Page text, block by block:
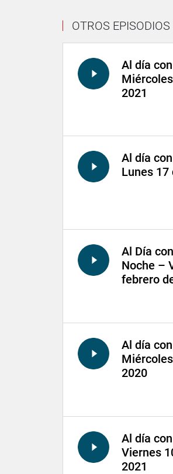
OTROS EPISODIOS
Al día
2021
Al día
Lunes 17
Al Día
Noche –
febrero
Al día
2020
Al día
Viernes
2021